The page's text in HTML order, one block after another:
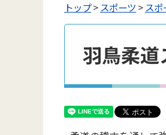
トップ> スポーツ > ス
羽鳥柔道